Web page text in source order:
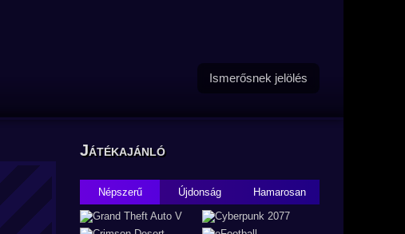
Ismerősnek jelölés
Játékajánló
Népszerű Újdonság Hamarosan